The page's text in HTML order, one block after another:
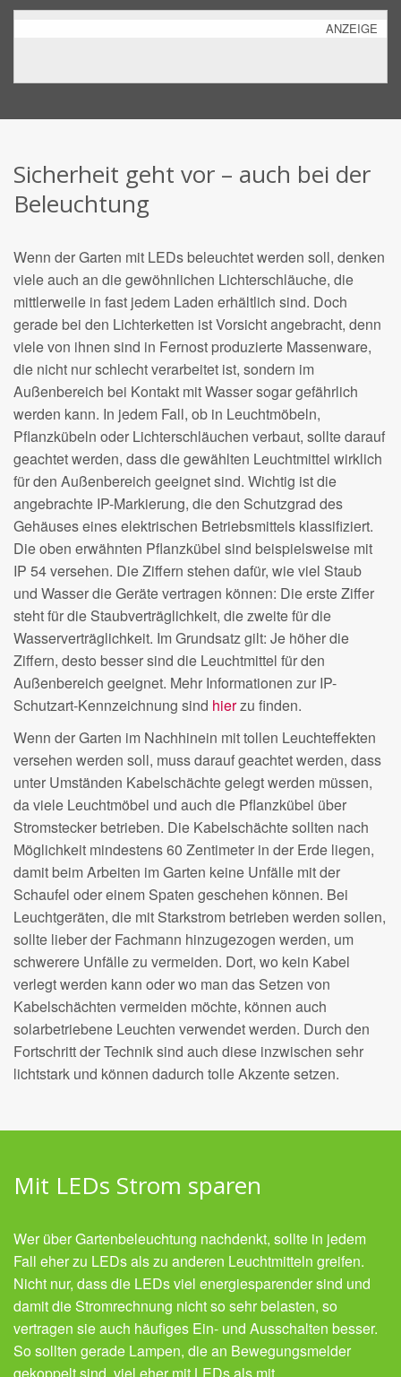
ANZEIGE
Sicherheit geht vor – auch bei der
Beleuchtung
Wenn der Garten mit LEDs beleuchtet werden soll, denken
viele auch an die gewöhnlichen Lichterschläuche, die
mittlerweile in fast jedem Laden erhältlich sind. Doch
gerade bei den Lichterketten ist Vorsicht angebracht, denn
viele von ihnen sind in Fernost produzierte Massenware,
die nicht nur schlecht verarbeitet ist, sondern im
Außenbereich bei Kontakt mit Wasser sogar gefährlich
werden kann. In jedem Fall, ob in Leuchtmöbeln,
Pflanzkübeln oder Lichterschläuchen verbaut, sollte darauf
geachtet werden, dass die gewählten Leuchtmittel wirklich
für den Außenbereich geeignet sind. Wichtig ist die
angebrachte IP-Markierung, die den Schutzgrad des
Gehäuses eines elektrischen Betriebsmittels klassifiziert.
Die oben erwähnten Pflanzkübel sind beispielsweise mit
IP 54 versehen. Die Ziffern stehen dafür, wie viel Staub
und Wasser die Geräte vertragen können: Die erste Ziffer
steht für die Staubverträglichkeit, die zweite für die
Wasserverträglichkeit. Im Grundsatz gilt: Je höher die
Ziffern, desto besser sind die Leuchtmittel für den
Außenbereich geeignet. Mehr Informationen zur IP-
Schutzart-Kennzeichnung sind hierzu finden.
Wenn der Garten im Nachhinein mit tollen Leuchteffekten
versehen werden soll, muss darauf geachtet werden, dass
unter Umständen Kabelschächte gelegt werden müssen,
da viele Leuchtmöbel und auch die Pflanzkübel über
Stromstecker betrieben. Die Kabelschächte sollten nach
Möglichkeit mindestens 60 Zentimeter in der Erde liegen,
damit beim Arbeiten im Garten keine Unfälle mit der
Schaufel oder einem Spaten geschehen können. Bei
Leuchtgeräten, die mit Starkstrom betrieben werden sollen,
sollte lieber der Fachmann hinzugezogen werden, um
schwerere Unfälle zu vermeiden. Dort, wo kein Kabel
verlegt werden kann oder wo man das Setzen von
Kabelschächten vermeiden möchte, können auch
solarbetriebene Leuchten verwendet werden. Durch den
Fortschritt der Technik sind auch diese inzwischen sehr
lichtstark und können dadurch tolle Akzente setzen.
Mit LEDs Strom sparen
Wer über Gartenbeleuchtung nachdenkt, sollte in jedem
Fall eher zu LEDs als zu anderen Leuchtmitteln greifen.
Nicht nur, dass die LEDs viel energiesparender sind und
damit die Stromrechnung nicht so sehr belasten, so
vertragen sie auch häufiges Ein- und Ausschalten besser.
So sollten gerade Lampen, die an Bewegungsmelder